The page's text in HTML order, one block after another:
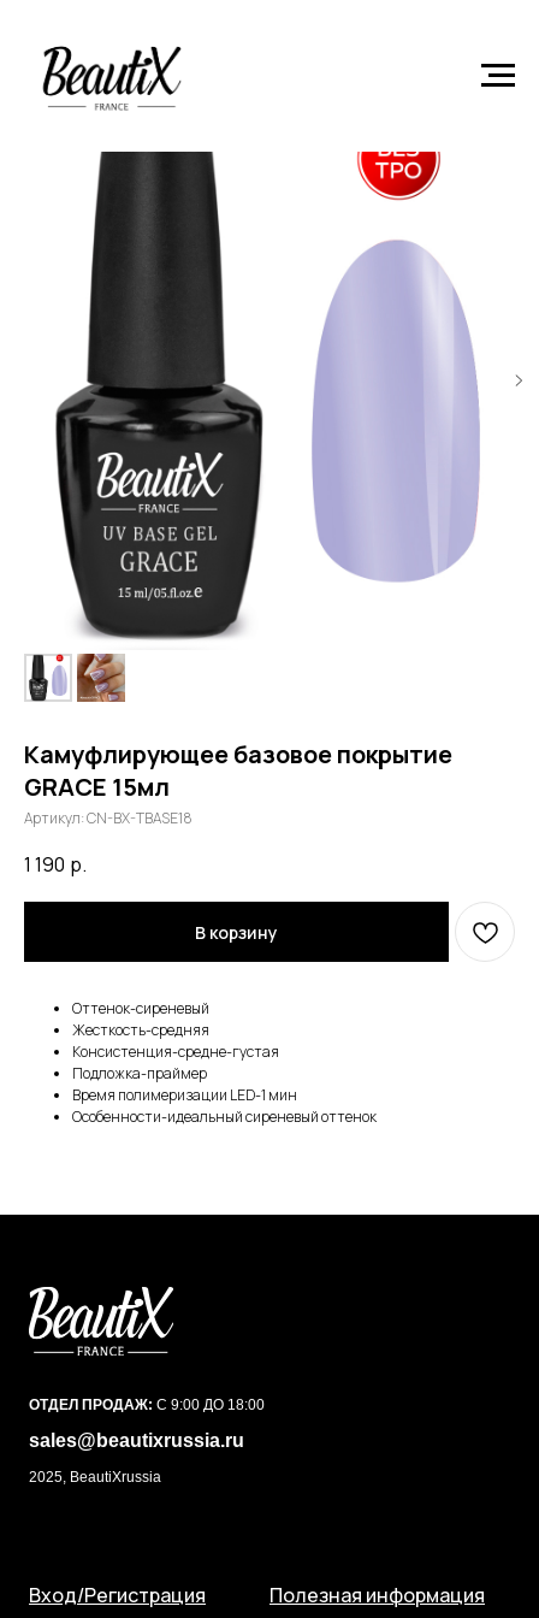
Камуфлирующее базовое покрытие
GRACE 15мл
Артикул:CN-BX-TBASE18
1 190 р.
В корзину
Оттенок-сиреневый
Жесткость-средняя
Консистенция-средне-густая
Подложка-праймер
Время полимеризации LED-1 мин
Особенности-идеальный сиреневый оттенок
ОТДЕЛ ПРОДАЖ: С 9:00 ДО 18:00
sales@beautixrussia.ru
2025, BeautiXrussia
Вход/Регистрация Полезная информация